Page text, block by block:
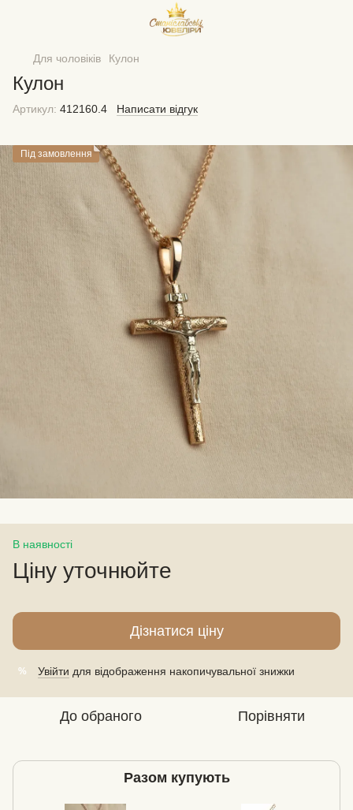
Для чоловіків Кулон
Кулон
Артикул: 412160.4 Написати відгук
Під замовлення
В наявності
Ціну уточнюйте
Дізнатися ціну
% Увійти для відображення накопичувальної знижки
До обраного Порівняти
Разом купують